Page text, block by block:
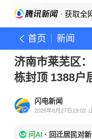
· 获取全
首页 新闻
济南市莱芜区
栋封顶 1388户
闪电新闻
2026年6月27日19:02
问AI · 回迁居民对